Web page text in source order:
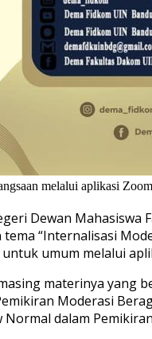
melalui aplikasi
Dewan Mahasiswa
“Internalisasi
umum melalui
materinya yang
Moderasi
dalam